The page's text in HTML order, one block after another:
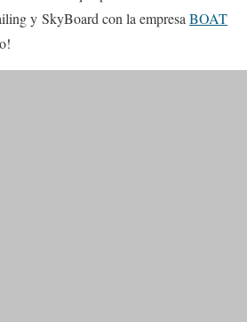
y SkyBoard con la empresa BOAT